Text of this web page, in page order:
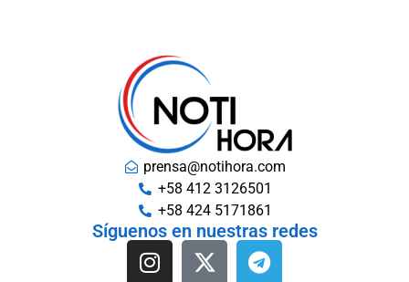
prensa@notihora.com
+58 412 3126501
+58 424 5171861
Síguenos en nuestras redes